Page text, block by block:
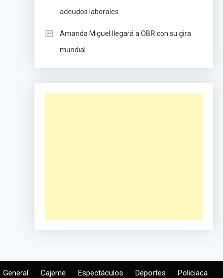
adeudos laborales
Amanda Miguel llegará a OBR con su gira
mundial
General Cajeme Espectáculos Deportes Policiaca